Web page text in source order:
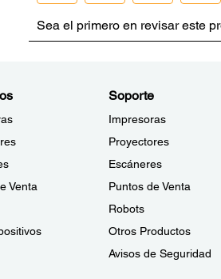
Venta
Soporte
Impresoras
Proyectores
Escáneres
Puntos de Venta
Robots
Otros Productos
Avisos de Seguridad